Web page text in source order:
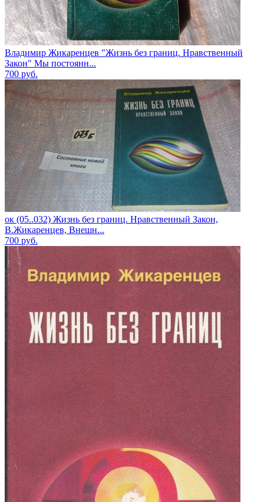
Владимир Жикаренцев "Жизнь без границ. Нравственный
Закон" Мы постоянн...
700 руб.
ок (05..032) Жизнь без границ. Нравственный Закон,
В.Жикаренцев, Внешн...
700 руб.